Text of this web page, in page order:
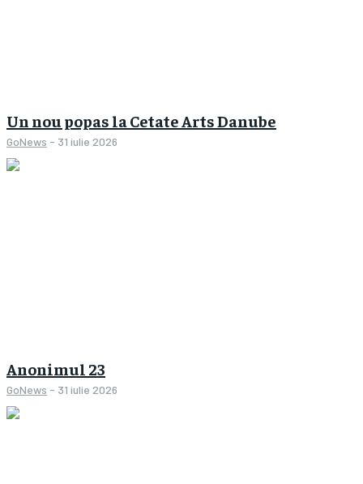
Un nou popas la Cetate Arts Danube
GoNews - 31 iulie 2026
Anonimul 23
GoNews - 31 iulie 2026